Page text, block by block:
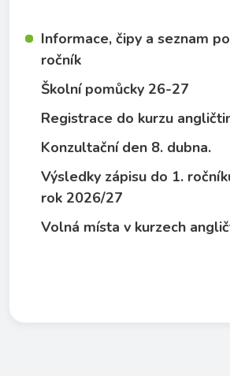
Informace, čipy a seznam
ročník
Školní pomůcky 26-27
Registrace do kurzu
Konzultační den 8. dubna.
Výsledky zápisu do 1.
rok 2026/27
Volná místa v kurzech